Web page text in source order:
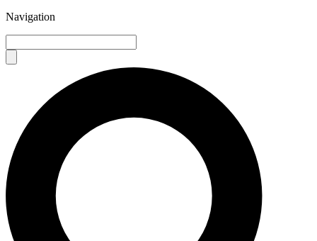
Navigation